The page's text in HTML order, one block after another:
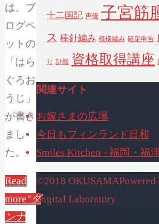
は、ブ
ログペ
ットの
「はら
ぐろお
うじ」
が書き
まし
た。
Read
more"ダ
ンナ
十二国記 声優 子宮筋
ス 棒針編み 模様編み 確定申告
り 訃報 資格取得講座
関連サイト
お嫁さまの広場
今日もフィンランド日和
Smiles Kitchen - 福岡・福
Powered
©2018 OKUSAMA
Digital Laboratory